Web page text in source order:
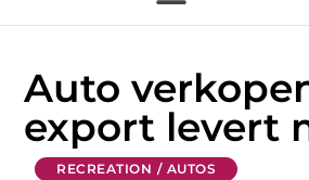
Auto
export levert
RECREATION / AUTOS